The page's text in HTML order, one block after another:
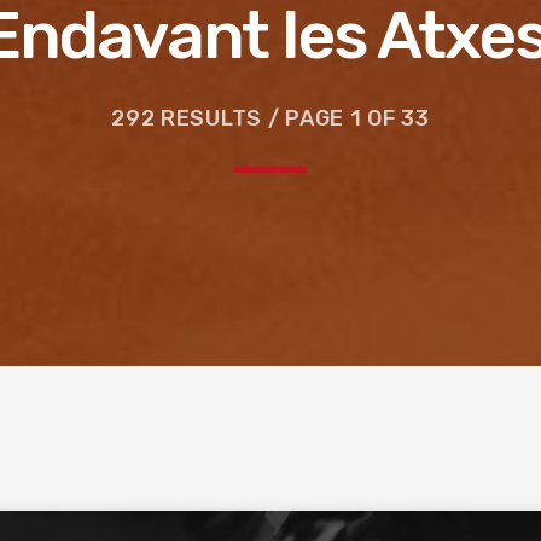
les
292 RESULTS / PAGE 1 OF 33